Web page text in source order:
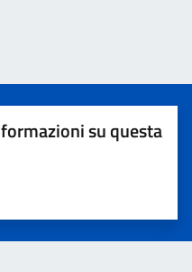
su questa
5